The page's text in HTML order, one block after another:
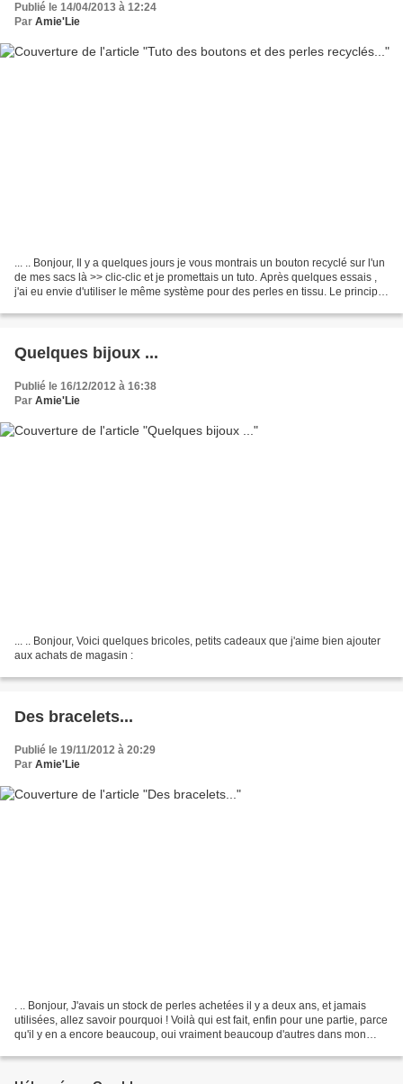
Publié le 14/04/2013 à 12:24
Par Amie'Lie
... .. Bonjour, Il y a quelques jours je vous montrais un bouton recyclé sur l'un
de mes sacs là >> clic-clic et je promettais un tuto. Après quelques essais ,
j'ai eu envie d'utiliser le même système pour des perles en tissu. Le principe
Quelques bijoux ...
Publié le 16/12/2012 à 16:38
Par Amie'Lie
... .. Bonjour, Voici quelques bricoles, petits cadeaux que j'aime bien ajouter
aux achats de magasin :
Des bracelets...
Publié le 19/11/2012 à 20:29
Par Amie'Lie
. .. Bonjour, J'avais un stock de perles achetées il y a deux ans, et jamais
utilisées, allez savoir pourquoi ! Voilà qui est fait, enfin pour une partie, parce
qu'il y en a encore beaucoup, oui vraiment beaucoup d'autres dans mon